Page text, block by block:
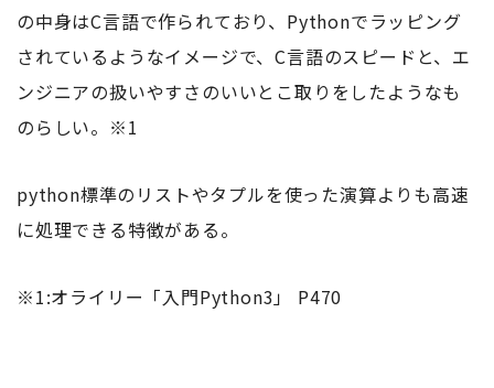
の中身はC言語で作られており、Pythonでラッピング
されているようなイメージで、C言語のスピードと、エ
ンジニアの扱いやすさのいいとこ取りをしたようなも
のらしい。※1
python標準のリストやタプルを使った演算よりも高速
に処理できる特徴がある。
※1:オライリー「入門Python3」 P470